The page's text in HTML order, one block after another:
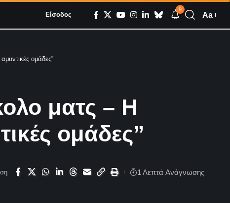
Είσοδος
9
Aa
ομάδες”
ματς – Η
ομάδες”
1 Λεπτά Aνάγνωσης